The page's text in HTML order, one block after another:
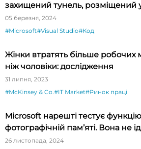
захищений тунель, розміщений
спрощує тестування API
05 березня, 2024
#Microsoft#Visual Studio#Код
Жінки втратять більше робочих
ніж чоловіки: дослідження
31 липня, 2023
#McKinsey & Co.#IT Market#Ринок праці
Microsoft нарешті тестує
фотографічній пам’яті. Вона не
26 листопада, 2024